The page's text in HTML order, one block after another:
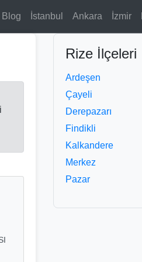
Blog İstanbul Ankara İzmir
Rize İlçeleri
Ardeşen
Çayeli
Derepazarı
Findikli
Kalkandere
Merkez
Pazar